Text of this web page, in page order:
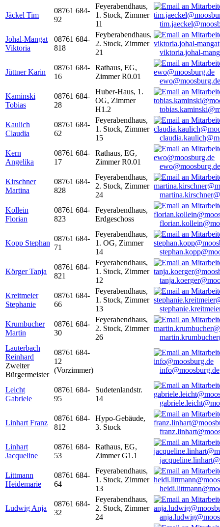
Jäckel Tim
08761 684-
92
Feyerabendhaus,
1. Stock, Zimmer
11
Johal-Mangat
Viktoria
08761 684-
818
Feyberabendhaus,
2. Stock, Zimmer
21
viktoria.johal-
Jüttner Karin
08761 684-
16
Rathaus, EG,
Zimmer R0.01
ewo@moosburg.de
Kaminski
Tobias
08761 684-
28
Huber-Haus, 1.
OG, Zimmer
H1.2
Kaulich
Claudia
08761 684-
62
Feyerabendhaus,
1. Stock, Zimmer
15
Kern
Angelika
08761 684-
17
Rathaus, EG,
Zimmer R0.01
ewo@moosburg.de
Kirschner
Martina
08761 684-
828
Feyerabendhaus,
2. Stock, Zimmer
24
Kollein
Florian
08761 684-
823
Feyerabendhaus,
Erdgeschoss
Kopp Stephan
08761 684-
71
Feyerabendhaus,
1. OG, Zimmer
14
Körger Tanja
08761 684-
821
Feyerabendhaus,
1. Stock, Zimmer
12
Kreitmeier
Stephanie
08761 684-
66
Feyerabendhaus,
1. Stock, Zimmer
13
Krumbucher
Martin
08761 684-
30
Feyerabendhaus,
2. Stock, Zimmer
26
Lauterbach
Reinhard
Zweiter
Bürgermeister
08761 684-
12
(Vorzimmer)
info@moosburg.de
Leicht
Gabriele
08761 684-
95
Sudetenlandstr.
14
Linhart Franz
08761 684-
812
Hypo-Gebäude,
3. Stock
Linhart
Jacqueline
08761 684-
53
Rathaus, EG,
Zimmer G1.1
Littmann
Heidemarie
08761 684-
64
Feyerabendhaus,
1. Stock, Zimmer
13
Ludwig Anja
08761 684-
32
Feyerabendhaus,
2. Stock, Zimmer
24